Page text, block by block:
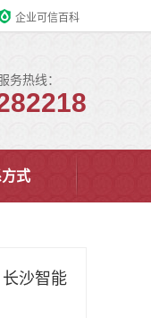
企业可信百科
务热线：
式
沙智能